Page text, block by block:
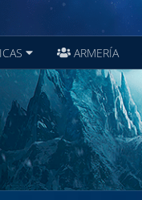
ARMERÍA